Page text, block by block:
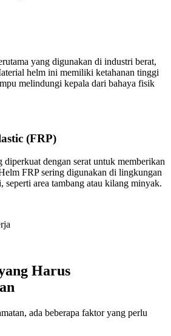
yang digunakan di industri berat,
helm ini memiliki ketahanan tinggi
melindungi kepala dari bahaya fisik
(FRP)
diperkuat dengan serat untuk memberikan
FRP sering digunakan di lingkungan
seperti area tambang atau kilang minyak.
Harus
ada beberapa faktor yang perlu